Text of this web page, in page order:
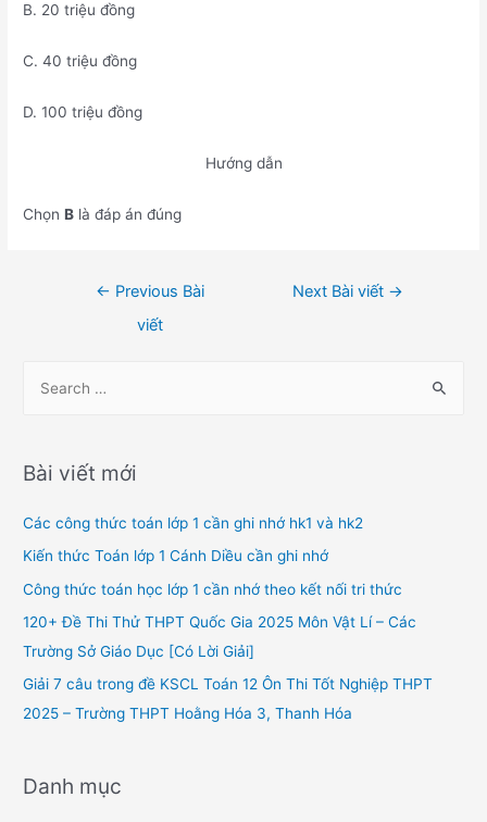
B. 20 triệu đồng
C. 40 triệu đồng
D. 100 triệu đồng
Hướng dẫn
ChọnB là đáp án đúng
← Previous Bài
viết
Next Bài viết →
r
h
f
o
Bài viết mới
Các công thức toán lớp 1 cần ghi nhớ hk1 và hk2
Kiến thức Toán lớp 1 Cánh Diều cần ghi nhớ
Công thức toán học lớp 1 cần nhớ theo kết nối tri thức
120+ Đề Thi Thử THPT Quốc Gia 2025 Môn Vật Lí – Các
Trường Sở Giáo Dục [Có Lời Giải]
Giải 7 câu trong đề KSCL Toán 12 Ôn Thi Tốt Nghiệp THPT
2025 – Trường THPT Hoằng Hóa 3, Thanh Hóa
Danh mục